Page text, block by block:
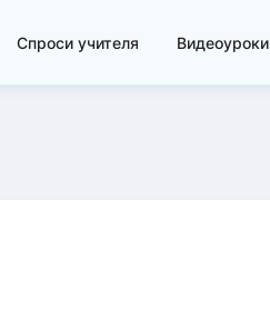
Спроси учителя Видеоуроки